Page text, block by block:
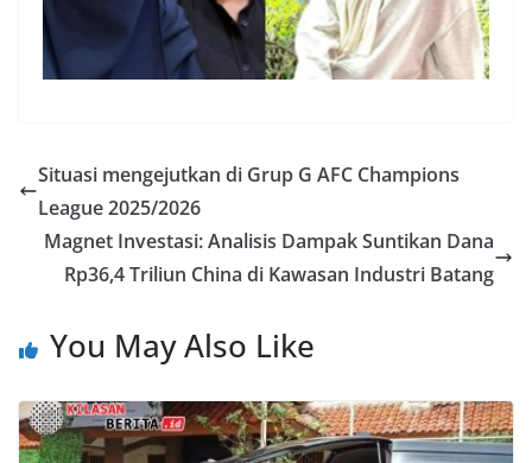
Situasi mengejutkan di Grup G AFC Champions
League 2025/2026
Magnet Investasi: Analisis Dampak Suntikan Dana
Rp36,4 Triliun China di Kawasan Industri Batang
You May Also Like